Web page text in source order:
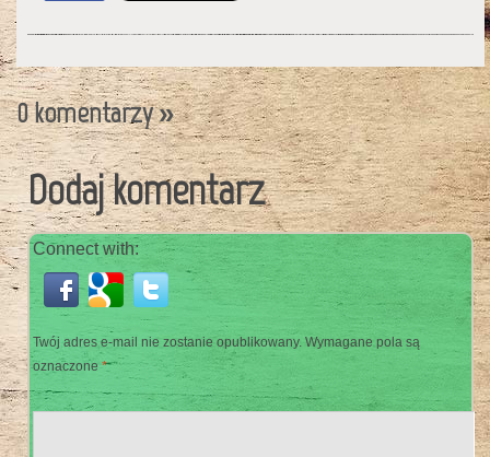
0 komentarzy»
Dodaj komentarz
Connect with:
Twój adres e-mail nie zostanie opublikowany. Wymagane pola są
oznaczone *